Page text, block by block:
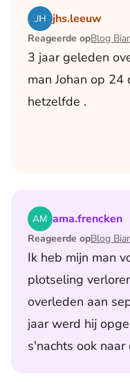
jhs.leeuw
Reageerde op
3 jaar geleden
man Johan op 24
hetzelfde .
Lees het artikel
ama.frencken
Reageerde op
Ik heb mijn man
plotseling
overleden aan
jaar werd hij
s'nachts ook naar
Lees het artikel